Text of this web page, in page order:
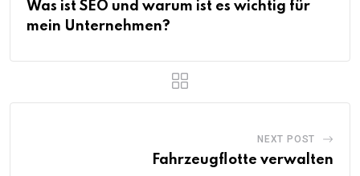
Was ist SEO und warum ist es wichtig für
mein Unternehmen?
NEXT POST
Fahrzeugflotte verwalten